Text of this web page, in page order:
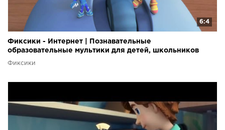
6:4
Фиксики - Интернет | Познавательные
образовательные мультики для детей, школьников
Фиксики